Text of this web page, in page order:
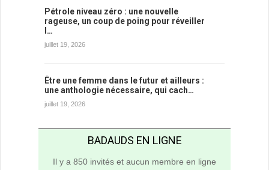
Pétrole niveau zéro : une nouvelle
rageuse, un coup de poing pour réveiller
l…
juillet 19, 2026
Être une femme dans le futur et ailleurs :
une anthologie nécessaire, qui cach…
juillet 19, 2026
BADAUDS EN LIGNE
Il y a 850 invités et aucun membre en ligne